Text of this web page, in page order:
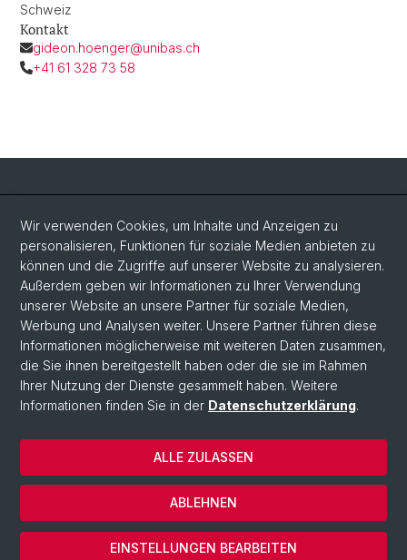
Schweiz
Kontakt
gideon.hoenger@unibas.ch
+41 61 328 73 58
Social Media
LinkedIn
Bluesky
Vimeo
© Universität Basel
Datenschutzerklärung
Wir verwenden Cookies, um Inhalte und Anzeigen zu
personalisieren, Funktionen für soziale Medien anbieten zu
können und die Zugriffe auf unserer Website zu analysieren.
Außerdem geben wir Informationen zu Ihrer Verwendung
unserer Website an unsere Partner für soziale Medien,
Werbung und Analysen weiter. Unsere Partner führen diese
Informationen möglicherweise mit weiteren Daten zusammen,
die Sie ihnen bereitgestellt haben oder die sie im Rahmen
Ihrer Nutzung der Dienste gesammelt haben. Weitere
Informationen finden Sie in der Datenschutzerklärung.
EINSTELLUNGEN BEARBEITEN
ABLEHNEN
ALLE ZULASSEN